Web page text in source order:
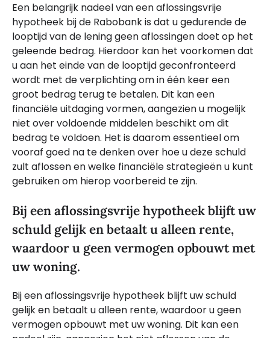
Een belangrijk nadeel van een aflossingsvrije
hypotheek bij de Rabobank is dat u gedurende de
looptijd van de lening geen aflossingen doet op het
geleende bedrag. Hierdoor kan het voorkomen dat
u aan het einde van de looptijd geconfronteerd
wordt met de verplichting om in één keer een
groot bedrag terug te betalen. Dit kan een
financiële uitdaging vormen, aangezien u mogelijk
niet over voldoende middelen beschikt om dit
bedrag te voldoen. Het is daarom essentieel om
vooraf goed na te denken over hoe u deze schuld
zult aflossen en welke financiële strategieën u kunt
gebruiken om hierop voorbereid te zijn.
Bij een aflossingsvrije hypotheek blijft uw
schuld gelijk en betaalt u alleen rente,
waardoor u geen vermogen opbouwt met
uw woning.
Bij een aflossingsvrije hypotheek blijft uw schuld
gelijk en betaalt u alleen rente, waardoor u geen
vermogen opbouwt met uw woning. Dit kan een